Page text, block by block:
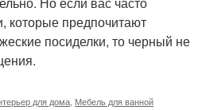
которые предпочитают
посиделки, то черный не
для дома Мебель для ванной